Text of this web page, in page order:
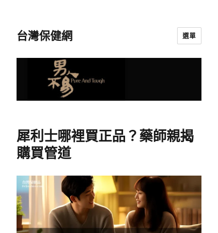
台灣保健網 選單
犀利士哪裡買正品？藥師親揭
購買管道